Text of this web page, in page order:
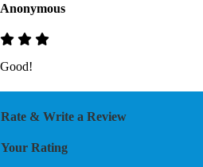
Anonymous
Good!
Rate & Write a Review
Your Rating